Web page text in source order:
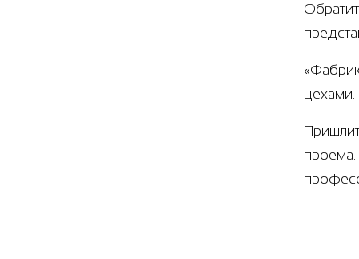
цехами.
проема.